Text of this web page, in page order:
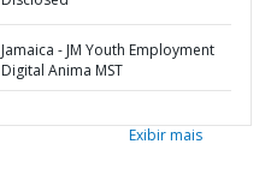
Jamaica - JM Youth Employment
Digital Anima MST
Exibir mais